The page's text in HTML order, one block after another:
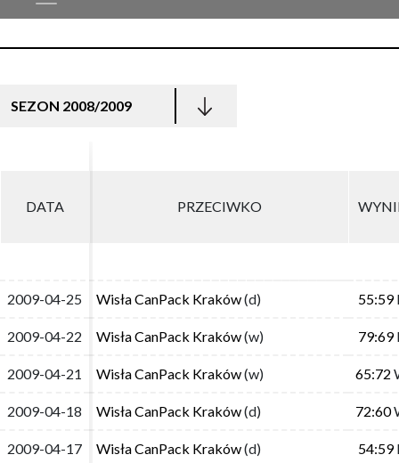
SEZON 2008/2009
DATA PRZECIWKO
2009-04-25 Wisła CanPack Kraków(d) 55:59
2009-04-22 Wisła CanPack Kraków(w) 79:69
2009-04-21 Wisła CanPack Kraków(w) 65:72
2009-04-18 Wisła CanPack Kraków(d) 72:60
2009-04-17 Wisła CanPack Kraków(d) 54:59
DATA PRZECIWKO
2009-04-25 Wisła CanPack Kraków(d) 55:59
2009-04-22 Wisła CanPack Kraków(w) 79:69
2009-04-21 Wisła CanPack Kraków(w) 65:72
2009-04-18 Wisła CanPack Kraków(d) 72:60
2009-04-17 Wisła CanPack Kraków(d) 54:59